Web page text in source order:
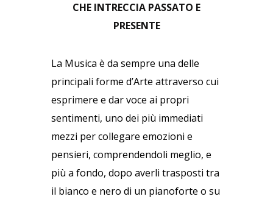
CHE INTRECCIA PASSATO E
PRESENTE
La Musica è da sempre una delle
principali forme d’Arte attraverso cui
esprimere e dar voce ai propri
sentimenti, uno dei più immediati
mezzi per collegare emozioni e
pensieri, comprendendoli meglio, e
più a fondo, dopo averli trasposti tra
il bianco e nero di un pianoforte o su